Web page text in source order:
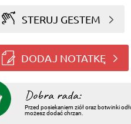
STERUJ GESTEM
DODAJ NOTATKĘ
Dobra rada:
Przed posiekaniem ziół oraz botwinki
możesz dodać chrzan.